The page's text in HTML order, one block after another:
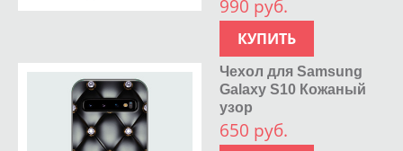
990 руб.
КУПИТЬ
Чехол для Samsung
Galaxy S10 Кожаный
узор
650 руб.